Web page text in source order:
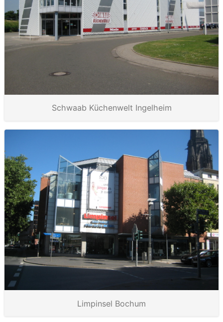
Schwaab Küchenwelt Ingelheim
Limpinsel Bochum